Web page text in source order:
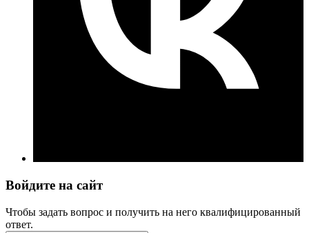
Войдите на сайт
Чтобы задать вопрос и получить на него квалифицированный
ответ.